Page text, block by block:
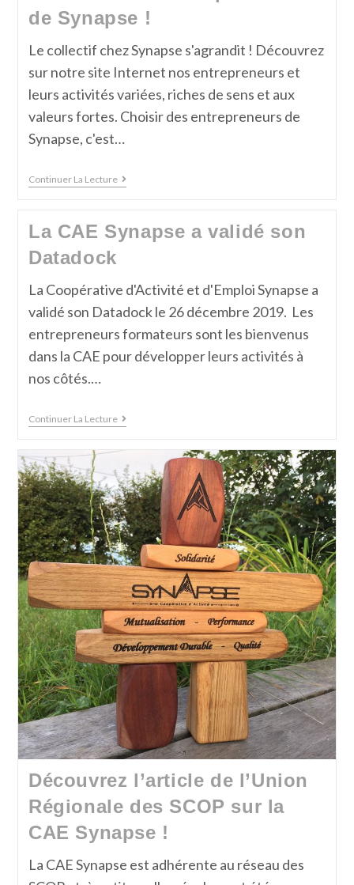
de Synapse !
Le collectif chez Synapse s'agrandit ! Découvrez
sur notre site Internet nos entrepreneurs et
leurs activités variées, riches de sens et aux
valeurs fortes. Choisir des entrepreneurs de
Synapse, c'est…
Continuer La Lecture
La CAE Synapse a validé son
Datadock
La Coopérative d'Activité et d'Emploi Synapse a
validé son Datadock le 26 décembre 2019. Les
entrepreneurs formateurs sont les bienvenus
dans la CAE pour développer leurs activités à
nos côtés.…
Continuer La Lecture
Découvrez l’article de l’Union
Régionale des SCOP sur la
CAE Synapse !
La CAE Synapse est adhérente au réseau des